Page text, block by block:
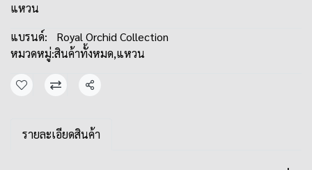
แหวน
แบรนด์:
Royal Orchid Collection
หมวดหมู่:สินค้าทั้งหมด,แหวน
แชร์
รายละเอียดสินค้า